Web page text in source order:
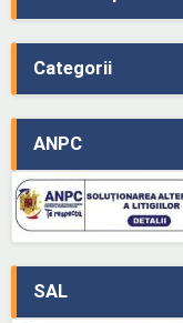
Categorii
ANPC
SAL